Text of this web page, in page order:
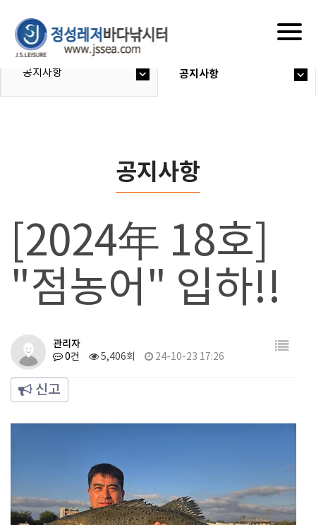
공지사항 공지사항
공지사항
[2024年 18호]
"점농어" 입하!!
관리자
0건 5,406회 24-10-23 17:26
신고